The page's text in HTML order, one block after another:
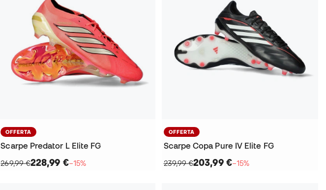
OFFERTA
Scarpe Predator L Elite FG
269,99 €228,99 €−15%
OFFERTA
Scarpe Copa Pure IV Elite FG
239,99 €203,99 €−15%